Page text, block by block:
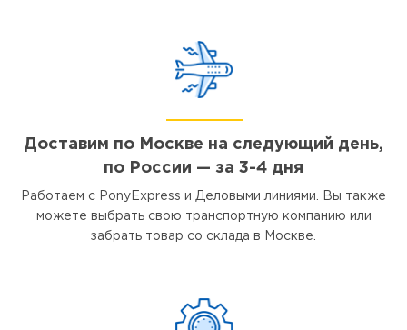
Доставим по Москве на следующий день,
по России — за 3-4 дня
Работаем с PonyExpress и Деловыми линиями. Вы также
можете выбрать свою транспортную компанию или
забрать товар со склада в Москве.